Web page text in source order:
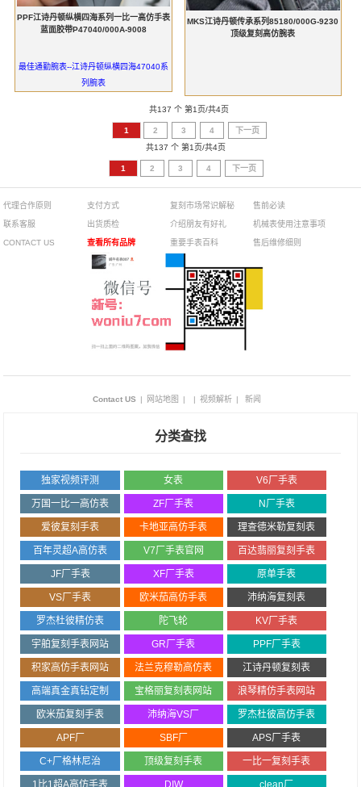
PPF江诗丹顿纵横四海系列一比一高仿手表
蓝面胶带P47040/000A-9008
最佳通勤腕表--江诗丹顿纵横四海47040系
列腕表
MKS江诗丹顿传承系列85180/000G-9230
顶级复刻高仿腕表
共137 个 第1页/共4页
1 2 3 4
下一页
共137 个 第1页/共4页
1 2 3 4 下一页
代理合作原则
联系客服
CONTACT US
支付方式
出货质检
查看所有品牌
复刻市场常识解秘
介绍朋友有好礼
重要手表百科
售前必读
机械表使用注意事项
售后维修细则
Contact US | 网站地图 | | 视频解析 | 新闻
分类查找
独家视频评测 女表 V6厂手表
万国一比一高仿表 ZF厂手表 N厂手表
爱彼复刻手表 卡地亚高仿手表 理查德米勒复刻表
百年灵超A高仿表 V7厂手表官网 百达翡丽复刻手表
JF厂手表 XF厂手表 原单手表
VS厂手表 欧米茄高仿手表 沛纳海复刻表
罗杰杜彼精仿表 陀飞轮 KV厂手表
宇舶复刻手表网站 GR厂手表 PPF厂手表
积家高仿手表网站 法兰克穆勒高仿表 江诗丹顿复刻表
高端真金真钻定制 宝格丽复刻表网站 浪琴精仿手表网站
欧米茄复刻手表 沛纳海VS厂 罗杰杜彼高仿手表
APF厂 SBF厂 APS厂手表
C+厂格林尼治 顶级复刻手表 一比一复刻手表